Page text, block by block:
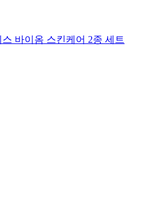
바이옴 스킨케어 2종 세트